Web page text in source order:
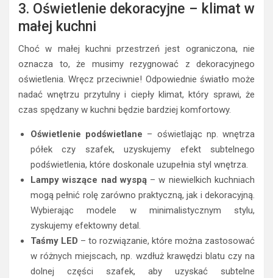
3. Oświetlenie dekoracyjne – klimat w
małej kuchni
Choć w małej kuchni przestrzeń jest ograniczona, nie
oznacza to, że musimy rezygnować z dekoracyjnego
oświetlenia. Wręcz przeciwnie! Odpowiednie światło może
nadać wnętrzu przytulny i ciepły klimat, który sprawi, że
czas spędzany w kuchni będzie bardziej komfortowy.
Oświetlenie podświetlane – oświetlając np. wnętrza
półek czy szafek, uzyskujemy efekt subtelnego
podświetlenia, które doskonale uzupełnia styl wnętrza.
Lampy wiszące nad wyspą– w niewielkich kuchniach
mogą pełnić rolę zarówno praktyczną, jak i dekoracyjną.
Wybierając modele w minimalistycznym stylu,
zyskujemy efektowny detal.
Taśmy LED – to rozwiązanie, które można zastosować
w różnych miejscach, np. wzdłuż krawędzi blatu czy na
dolnej części szafek, aby uzyskać subtelne